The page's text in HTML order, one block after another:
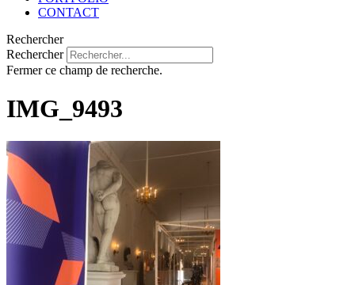
CONTACT
Rechercher
Rechercher
Fermer ce champ de recherche.
IMG_9493